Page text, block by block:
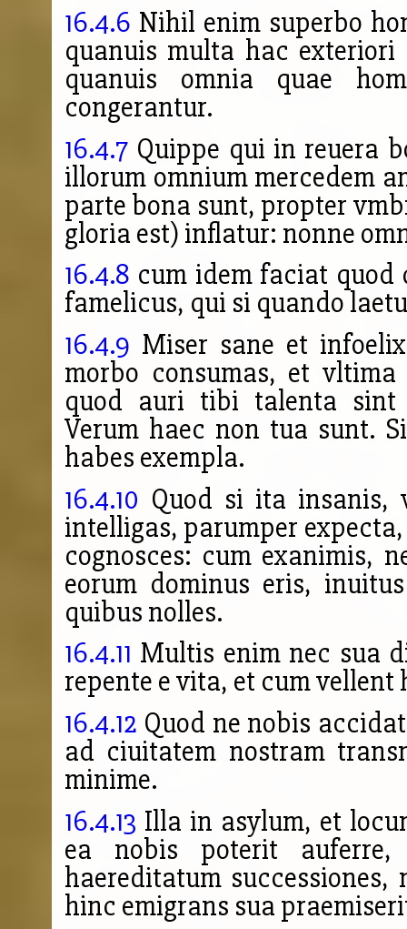
16.4.6 Nihil enim superbo
quanuis multa hac
quanuis omnia quae
congerantur.
16.4.7Quippe qui in reuera
illorum omnium mercedem
parte bona sunt, propter
gloria est) inflatur: nonne
16.4.8 cum idem faciat quod
famelicus, qui si quando
16.4.9 Miser sane et
morbo consumas, et
quod auri tibi talenta sint
Verum haec non tua sunt.
habes exempla.
16.4.10 Quod si ita insanis,
intelligas, parumper
cognosces: cum exanimis,
eorum dominus eris,
quibus nolles.
16.4.11 Multis enim nec sua
repente e vita, et cum
16.4.12 Quod ne nobis
ad ciuitatem nostram
minime.
16.4.13 Illa in asylum, et
ea nobis poterit
haereditatum
hinc emigrans sua